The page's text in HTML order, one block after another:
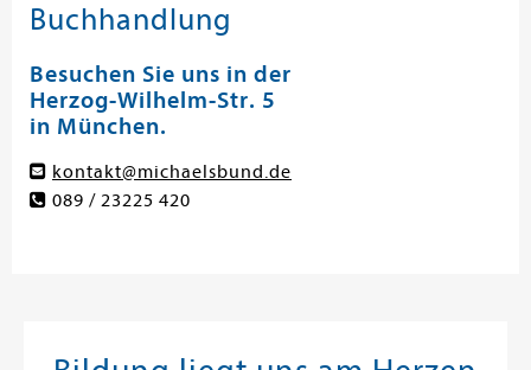
Buchhandlung
Besuchen Sie uns in der
Herzog-Wilhelm-Str. 5
in München.
kontakt@michaelsbund.de
089 / 23225 420